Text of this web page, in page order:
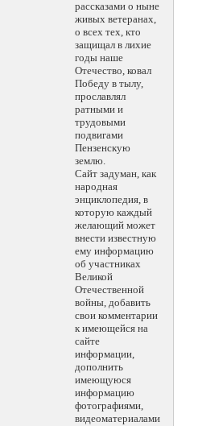
рассказами о ныне
живых ветеранах,
о всех тех, кто
защищал в лихие
годы наше
Отечество, ковал
Победу в тылу,
прославлял
ратными и
трудовыми
подвигами
Пензенскую
землю.
Сайт задуман, как
народная
энциклопедия, в
которую каждый
желающий может
внести известную
ему информацию
об участниках
Великой
Отечественной
войны, добавить
свои комментарии
к имеющейся на
сайте
информации,
дополнить
имеющуюся
информацию
фотографиями,
видеоматериалами